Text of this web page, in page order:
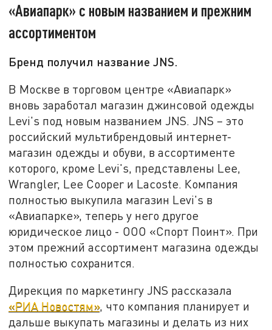
«Авиапарк» с новым названием и прежним
ассортиментом
Бренд получил название JNS.
В Москве в торговом центре «Авиапарк»
вновь заработал магазин джинсовой одежды
Levi's под новым названием JNS. JNS – это
российский мультибрендовый интернет-
магазин одежды и обуви, в ассортименте
которого, кроме Levi's, представлены Lee,
Wrangler, Lee Cooper и Lacoste. Компания
полностью выкупила магазин Levi's в
«Авиапарке», теперь у него другое
юридическое лицо - ООО «Спорт Поинт». При
этом прежний ассортимент магазина одежды
полностью сохранится.
Дирекция по маркетингу JNS рассказала
«РИА Новостям», что компания планирует и
дальше выкупать магазины и делать из них